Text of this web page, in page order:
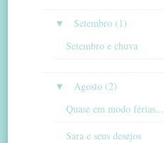
▼
Setembro (1)
Setembro e chuva
▼
Agosto (2)
Quase em modo férias...
Sara e seus desejos